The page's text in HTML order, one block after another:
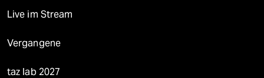
Live im Stream
Vergangene
taz lab 2027